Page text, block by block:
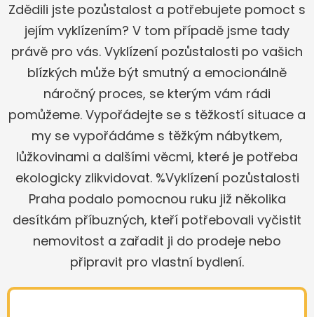
Zdědili jste pozůstalost a potřebujete pomoct s
jejím vyklízením? V tom případě jsme tady
právě pro vás. Vyklízení pozůstalosti po vašich
blízkých může být smutný a emocionálně
náročný proces, se kterým vám rádi
pomůžeme. Vypořádejte se s těžkostí situace a
my se vypořádáme s těžkým nábytkem,
lůžkovinami a dalšími věcmi, které je potřeba
ekologicky zlikvidovat. %Vyklízení pozůstalosti
Praha podalo pomocnou ruku již několika
desítkám příbuzných, kteří potřebovali vyčistit
nemovitost a zařadit ji do prodeje nebo
připravit pro vlastní bydlení.